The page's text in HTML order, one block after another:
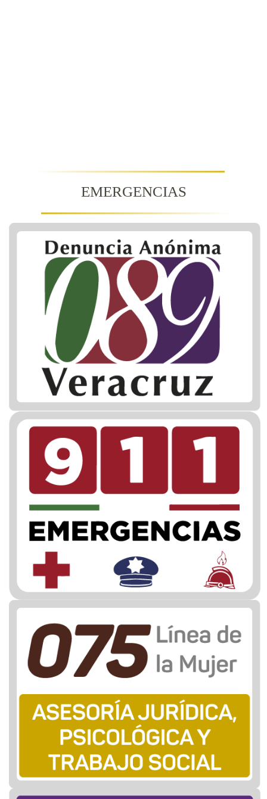
EMERGENCIAS